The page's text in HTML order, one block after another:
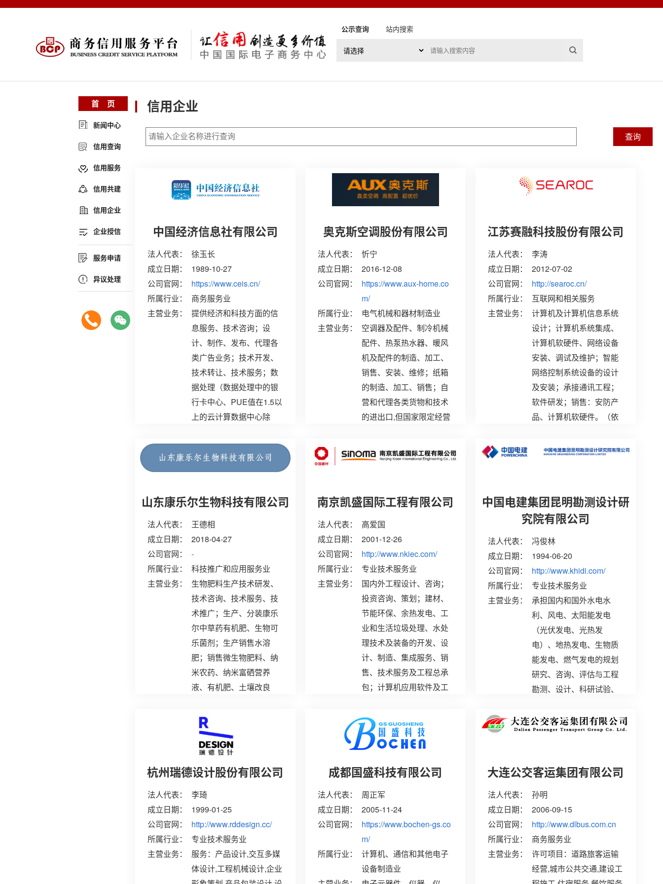
公示查询 站内搜索
信用企业
中国经济信息社有限公司
法人代表：
徐玉长
成立日期：
1989-10-27
公司官网：
https://www.ceis.cn/
所属行业：
商务服务业
主营业务：
提供经济和科技方面的信
息服务、技术咨询；设
计、制作、发布、代理各
类广告业务；技术开发、
技术转让、技术服务；数
据处理（数据处理中的银
行卡中心、PUE值在1.5以
上的云计算数据中心除
奥克斯空调股份有限公司
法人代表：
忻宁
成立日期：
2016-12-08
公司官网：
https://www.aux-home.co
m/
所属行业：
电气机械和器材制造业
主营业务：
空调器及配件、制冷机械
配件、热泵热水器、暖风
机及配件的制造、加工、
销售、安装、维修；纸箱
的制造、加工、销售；自
营和代理各类货物和技术
的进出口,但国家限定经营
江苏赛融科技股份有限公司
法人代表：
李涛
成立日期：
2012-07-02
公司官网：
http://searoc.cn/
所属行业：
互联网和相关服务
主营业务：
计算机及计算机信息系统
设计；计算机系统集成、
计算机软硬件、网络设备
安装、调试及维护；智能
网络控制系统设备的设计
及安装；承接通讯工程；
软件研发；销售：安防产
品、计算机软硬件。（依
山东康乐尔生物科技有限公司
法人代表：
王德相
成立日期：
2018-04-27
公司官网：
-
所属行业：
科技推广和应用服务业
主营业务：
生物肥料生产技术研发、
技术咨询、技术服务、技
术推广；生产、分装康乐
尔中草药有机肥、生物可
乐菌剂；生产销售水溶
肥；销售微生物肥料、纳
米农药、纳米富硒营养
液、有机肥、土壤改良
物包
南京凯盛国际工程有限公司
法人代表：
高爱国
成立日期：
2001-12-26
公司官网：
http://www.nkiec.com/
所属行业：
专业技术服务业
主营业务：
国内外工程设计、咨询；
投资咨询、策划；建材、
节能环保、余热发电、工
业和生活垃圾处理、水处
理技术及装备的开发、设
计、制造、集成服务、销
售、技术服务及工程总承
包；计算机应用软件及工
集
中国电建集团昆明勘测设计研
究院有限公司
法人代表：
冯俊林
成立日期：
1994-06-20
公司官网：
http://www.khidi.com/
所属行业：
专业技术服务业
主营业务：
承担国内和国外水电水
利、风电、太阳能发电
（光伏发电、光热发
电）、地热发电、生物质
能发电、燃气发电的规划
研究、咨询、评估与工程
勘测、设计、科研试验、
询、工程总承包、项目管
理、监理；
杭州瑞德设计股份有限公司
法人代表：
李琦
成立日期：
1999-01-25
公司官网：
http://www.rddesign.cc/
所属行业：
专业技术服务业
主营业务：
服务：产品设计,交互多媒
体设计,工程机械设计,企业
成都国盛科技有限公司
法人代表：
周正军
成立日期：
2005-11-24
公司官网：
https://www.bochen-gs.co
m/
所属行业：
计算机、通信和其他电子
设备制造业
大连公交客运集团有限公司
法人代表：
孙明
成立日期：
2006-09-15
公司官网：
http://www.dlbus.com.cn
所属行业：
商务服务业
主营业务：
许可项目：道路旅客运输
经营,城市公共交通,建设工
首 页
新闻中心
信用查询
信用服务
信用共建
信用企业
企业授信
服务申请
异议处理